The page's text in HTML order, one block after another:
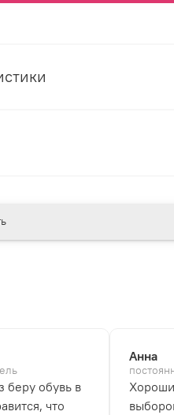
беру обувь в
что
Анна